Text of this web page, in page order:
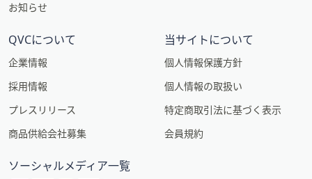
お知らせ
QVCについて
企業情報
採用情報
プレスリリース
商品供給会社募集
当サイトについて
個人情報保護方針
個人情報の取扱い
特定商取引法に基づく表示
会員規約
ソーシャルメディア一覧